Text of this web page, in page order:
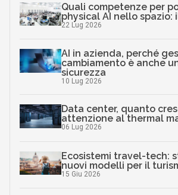
Quali competenze per
physical AI nello spazio:
22 Lug 2026
AI in azienda, perché
cambiamento è anche
sicurezza
10 Lug 2026
Data center, quanto
attenzione al thermal
06 Lug 2026
Ecosistemi travel-tech:
nuovi modelli per il
15 Giu 2026